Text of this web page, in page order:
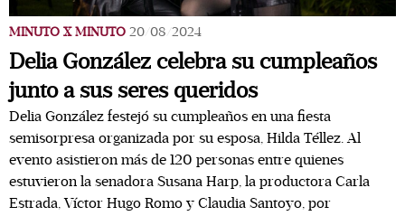
MINUTO X MINUTO 20/08/2024
Delia González celebra su cumpleaños
junto a sus seres queridos
Delia González festejó su cumpleaños en una fiesta
semisorpresa organizada por su esposa, Hilda Téllez. Al
evento asistieron más de 120 personas entre quienes
estuvieron la senadora Susana Harp, la productora Carla
Estrada, Víctor Hugo Romo y Claudia Santoyo, por